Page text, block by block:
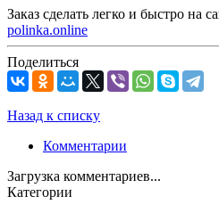
Заказ сделать легко и быстро на
polinka.online
Поделиться
Назад к списку
Комментарии
Загрузка комментариев...
Категории